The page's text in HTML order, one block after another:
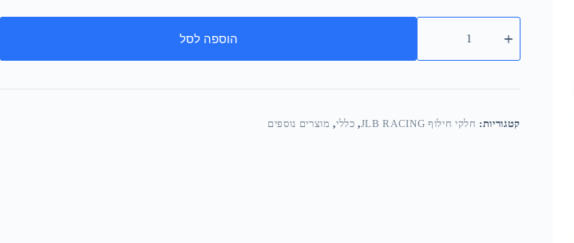
הוספה לסל
קטגוריות: חלקי חילוף JLB RACING , כללי, מוצרים נוספים